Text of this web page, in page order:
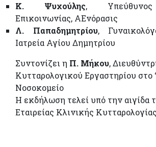
Κ. Ψυχούλης, Υπεύθυνος
Επικοινωνίας, ΑΕνόρασις
Λ. Παπαδημητρίου,
Ιατρεία Αγίου Δημητρίου
Συντονίζει η Π. Μήκου,
Κυτταρολογικού Εργαστηρίου στο
Νοσοκομείο
Η εκδήλωση τελεί υπό την αιγίδα
Εταιρείας Κλινικής